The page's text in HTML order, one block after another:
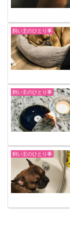
飼い主のひとり事
飼い主のひとり事
飼い主のひとり事